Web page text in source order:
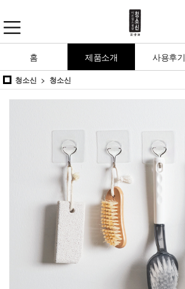
홈 제품소개 사용후기
청소신 청소신